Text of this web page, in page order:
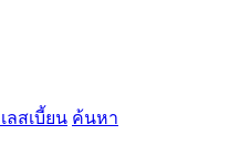
เลสเบี้ยน ค้นหา